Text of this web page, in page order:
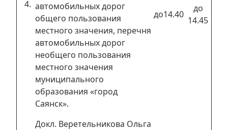
автомобильных дорог
общего пользования
местного значения, перечня
автомобильных дорог
необщего пользования
местного значения
муниципального
образования «город
Саянск».
Докл. Веретельникова Ольга
до14.40
до
14.45